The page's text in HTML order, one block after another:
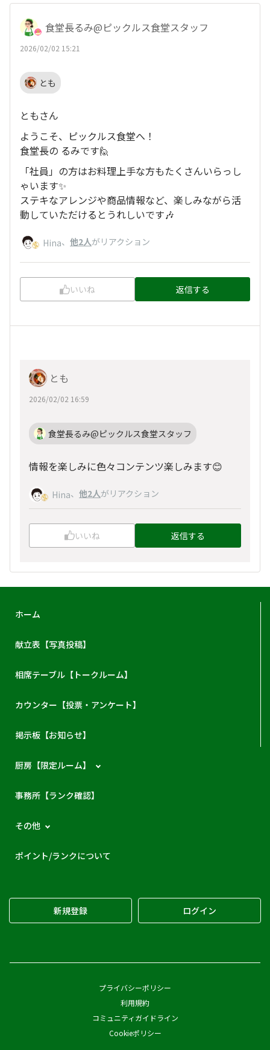
食堂長るみ@ピックルス食堂スタッフ
2026/02/02 15:21
とも
ともさん
ようこそ、ピックルス食堂へ！
食堂長の るみです🙋
「社員」の方はお料理上手な方もたくさんいらっし
ゃいます✨
ステキなアレンジや商品情報など、楽しみながら活
動していただけるとうれしいです🎶
Hina、 他2人がリアクション
いいね 返信する
とも
2026/02/02 16:59
食堂長るみ@ピックルス食堂スタッフ
情報を楽しみに色々コンテンツ楽しみます😊
Hina、 他2人がリアクション
いいね 返信する
ホーム
献立表【写真投稿】
相席テーブル【トークルーム】
カウンター【投票・アンケート】
掲示板【お知らせ】
厨房【限定ルーム】
事務所【ランク確認】
その他
ポイント/ランクについて
新規登録 ログイン
プライバシーポリシー
利用規約
コミュニティガイドライン
Cookieポリシー